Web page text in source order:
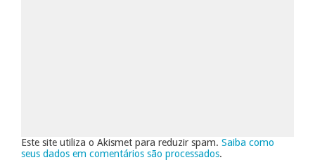
Este site utiliza o Akismet para reduzir spam. Saiba como
seus dados em comentários são processados.